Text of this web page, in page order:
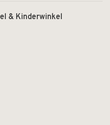
& Kinderwinkel